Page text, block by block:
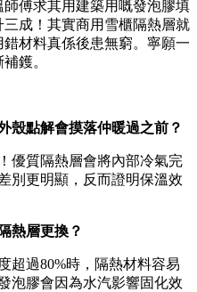
傅求其用建築用嘅發泡膠填
成！其實商用雪櫃隔熱層就
材料真係後患無窮。寧願一
鑊。
殼點解會摸落仲暖過之前？
優質隔熱層會將內部冷氣完
別更明顯，反而證明保溫效
熱層更換？
超過80%時，隔熱材料容易
泡膠會因為水汽影響固化效